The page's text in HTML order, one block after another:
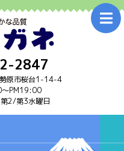
2847
原市桜台1-14-4
PM19:00
2/第3水曜日